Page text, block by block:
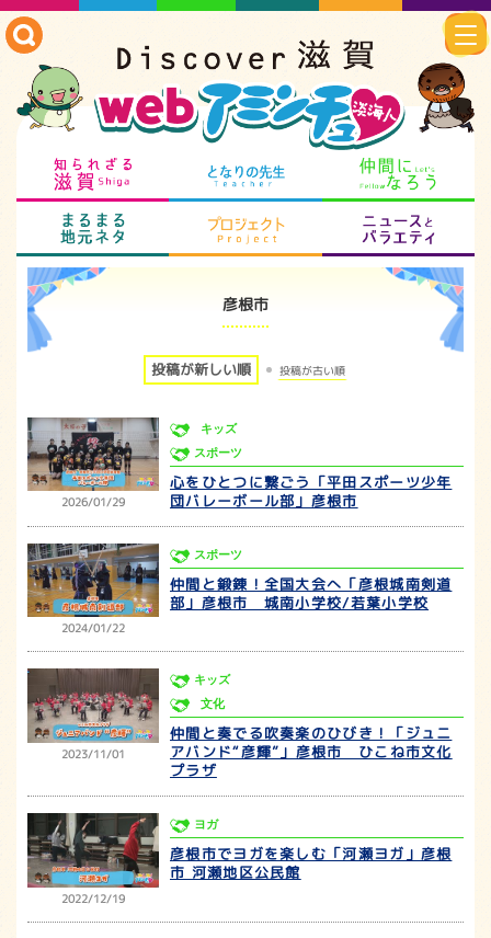
知られざる滋賀 となりの先生
まるまる地元ネタ プロジェクト
彦根市
投稿が新しい順 投稿が古い順
2026/01/29
キッズ
スポーツ
心をひとつに繋ごう「平田スポーツ少年
団バレーボール部」彦根市
2024/01/22
スポーツ
仲間と鍛錬！全国大会へ「彦根城南剣道
部」彦根市 城南小学校/若葉小学校
2023/11/01
キッズ
文化
仲間と奏でる吹奏楽のひびき！「ジュニ
アバンド“彦輝”」彦根市 ひこね市文化
プラザ
2022/12/19
ヨガ
彦根市でヨガを楽しむ「河瀬ヨガ」彦根
市 河瀬地区公民館